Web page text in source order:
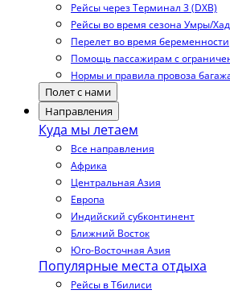
Рейсы через Терминал 3 (DXB)
Рейсы во время сезона Умры/
Перелет во время беременности
Помощь пассажирам с
Нормы и правила провоза
Полет с нами
Направления
Куда мы летаем
Все направления
Африка
Центральная Азия
Европа
Индийский субконтинент
Ближний Восток
Юго-Восточная Азия
Популярные места отдыха
Рейсы в Тбилиси